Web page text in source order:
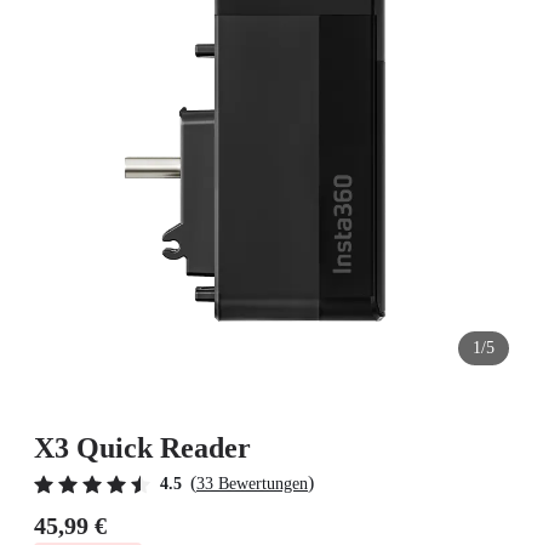
1/5
X3 Quick Reader
4.5 (33 Bewertungen)
45,99 €